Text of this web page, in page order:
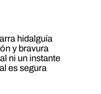
hidalguía
y bravura
ni un instante
es segura